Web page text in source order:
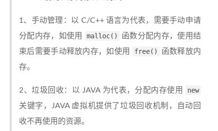
1、手动管理：以 C/C++ 语言为代表，需要手动申请
分配内存，如使用
malloc()
函数分配内存，使用结
束后需要手动释放内存，如使用
free()
函数释放内
存。
2、垃圾回收：以 JAVA 为代表，分配内存使用
new
关键字，JAVA 虚拟机提供了垃圾回收机制，自动回
收不再使用的资源。